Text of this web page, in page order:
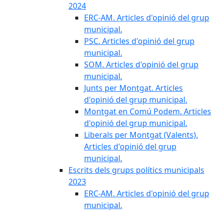
2024
ERC-AM. Articles d'opinió del grup
municipal.
PSC. Articles d'opinió del grup
municipal.
SOM. Articles d'opinió del grup
municipal.
Junts per Montgat. Articles
d'opinió del grup municipal.
Montgat en Comú Podem. Articles
d'opinió del grup municipal.
Liberals per Montgat (Valents).
Articles d'opinió del grup
municipal.
Escrits dels grups polítics municipals
2023
ERC-AM. Articles d'opinió del grup
municipal.